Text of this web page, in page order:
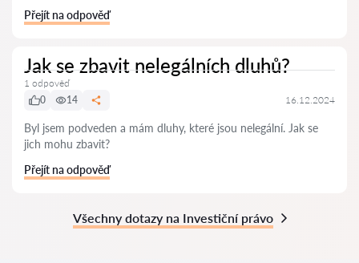
Přejít na odpověď
Jak se zbavit nelegálních dluhů?
1 odpověď
0
14 16.12.2024
Byl jsem podveden a mám dluhy, které jsou nelegální. Jak se
jich mohu zbavit?
Přejít na odpověď
Všechny dotazy na Investiční právo